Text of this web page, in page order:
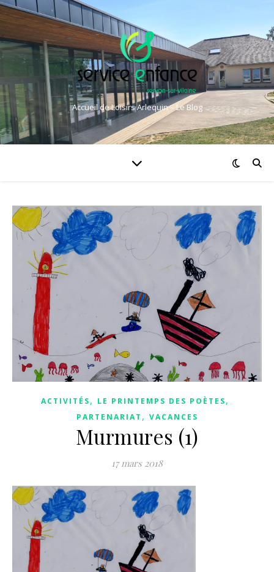
Accueil de Loisirs Arlequin – Le Blog
ACTIVITÉS, LE PRINTEMPS DES POÈTES,
PARTENARIAT , VACANCES
Murmures (1)
17 mars 2018